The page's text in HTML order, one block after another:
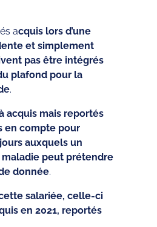
acquis lors d’une
et simplement
pas être intégrés
plafond pour la
.
acquis mais reportés
en compte pour
auxquels un
peut prétendre
donnée.
salariée, celle-ci
en 2021, reportés